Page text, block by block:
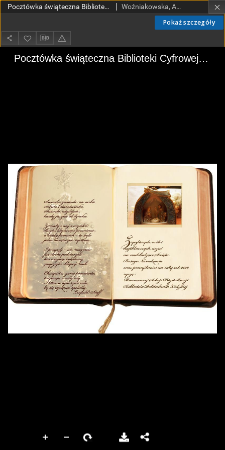
Pokaż szczegóły
Pocztówka świąteczna Biblioteki Cyfrowej PŁ eBiPoL 2009. Boże Narodzenie. Woźniakowska, Anna.